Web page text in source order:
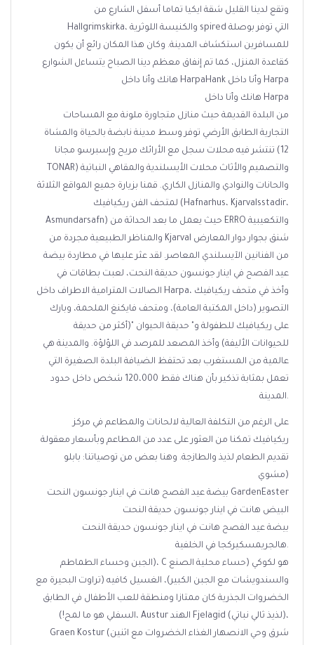
وتقع لدينا القليل شقة ايكيا تماما أسفل الشارع من
Hallgrimskirka، والكنيسة اللوثرية spired التي توفر بوصلة
للمسافرين استكشاف المدينة. وكان هذا المكان رائع أن يكون
كقاعدة المنزل، كما تم إنفاق معظم دينا الصباح يتساءل الشوارع
هانك وأنا داخل HarpaHank وأنا داخل Harpa
هانك وأنا داخل Harpa
من البلدة القديمة حيث منازل متجاورة ملونة مع المساحات
التجارية الطابق الأرضي توفر وسط مدينة نابضة بالحياة والمشاة
تنتشر فيه محلات سجل مع الأرائك مريح وإسبرسو مجانا (12
TONAR) والتصميم والأثاث محلات الأيسلندية والمقاهي النباتية
والحانات والنوادي والمنازل الكاري. قمنا بزيارة جميع المواقع الثلاثة
لمتحف الفن ريكيافيك (Hafnarhus، Kjarvalsstadir،
Asmundarsafn) حيث يعمل ما بعد الحداثة من ERRO والتكعيبية
والمناظر الطبيعية مجردة من Kjarval شنق بجوار دوار المعارض
من الفنانين الآيسلندي المعاصر. لقد عثر عليها في مطاردة بيضة
عيد الفصح في اينار جونسون حديقة النحت، لعبت بطاقات في
الصالات المترامية الاطراف داخل Harpa، وأخذ في متحف ريكيافيك
التصوير (داخل المكتبة العامة)، ومتحف فايكنغ الملحمة، وبارك
على ريكيافيك للطفولة و" حديقة الحيوان "(أكثر من حديقة
للحيوانات الأليفة) وأخذ المصعد للمرصد في اللؤلؤة. والمدينة هي
عالمية من المستغرب بعد تحتفظ الضيافة البلدة الصغيرة التي
تعمل بمثابة تذكير بأن هناك فقط 120،000 شخص داخل حدود
المدينة.
على الرغم من التكلفة العالية لالحانات والمطاعم في مركز
ريكيافيك تمكنا من العثور على عدد من المطاعم وبأسعار معقولة
تقديم الطعام لذيذ والطازجة. وهنا بعض من توصياتنا: بابلو
(مشوي
بيضة عيد الفصح هانت في اينار جونسون النحت GardenEaster
البيض هانت في اينار جونسون حديقة النحت
بيضة عيد الفصح هانت في اينار جونسون حديقة النحت
هالجريمسكيركجا في الخلفية.
الجبن وحساء الطماطم)، C هو لكوكي (حساء محلية الصنع
والسندويشات مع الجبن الكبير)، الغسيل كافيه (تراوت البحيرة مع
الخضروات الجذرية كان ممتازا ومنطقة للعب الأطفال في الطابق
السفلي هو ما لمح!)، Austur الهند Fjelagid (لذيذ ثالي نباتي)،
Graen Kostur (شرق وحي الانصهار الغذاء الخضروات مع اثنين